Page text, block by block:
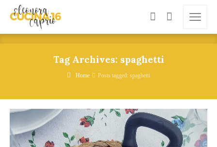
Tag Archives: spaghetti
Home Posts tagged: spaghetti